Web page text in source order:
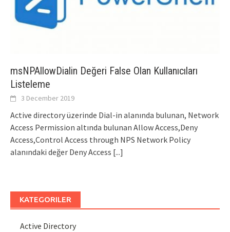
msNPAllowDialin Değeri False Olan Kullanıcıları
Listeleme
3 December 2019
Active directory üzerinde Dial-in alanında bulunan, Network
Access Permission altında bulunan Allow Access,Deny
Access,Control Access through NPS Network Policy
alanındaki değer Deny Access [...]
KATEGORILER
Active Directory